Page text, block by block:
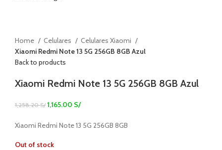
Home Celulares
Celulares Xiaomi
Xiaomi Redmi Note 13 5G 256GB 8GB Azul
Back to products
Xiaomi Redmi Note 13 5G 256GB 8GB Azul
1,258.20S/ 1,165.00 S/
Xiaomi Redmi Note 13 5G 256GB 8GB
Out of stock